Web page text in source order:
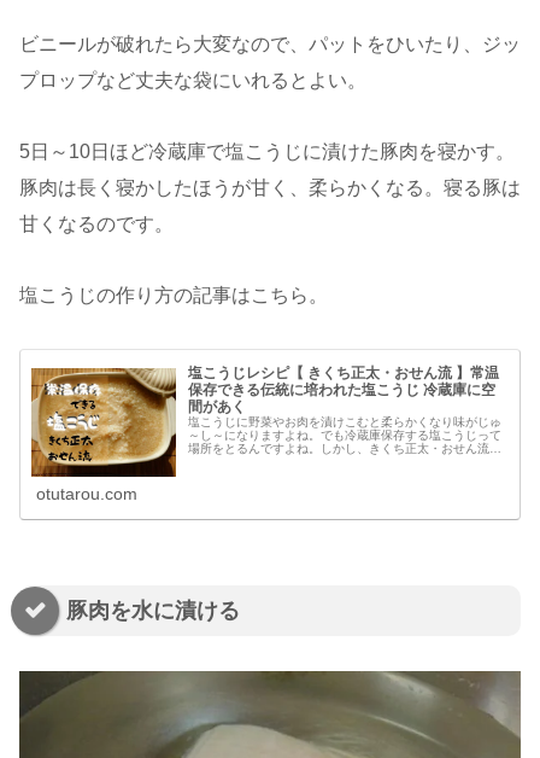
ビニールが破れたら大変なので、パットをひいたり、ジッ
プロップなど丈夫な袋にいれるとよい。
5日～10日ほど冷蔵庫で塩こうじに漬けた豚肉を寝かす。
豚肉は長く寝かしたほうが甘く、柔らかくなる。寝る豚は
甘くなるのです。
塩こうじの作り方の記事はこちら。
塩こうじレシピ【 きくち正太・おせん流 】常温
保存できる伝統に培われた塩こうじ 冷蔵庫に空
間があく
塩こうじに野菜やお肉を漬けこむと柔らかくなり味がじゅ
～し～になりますよね。でも冷蔵庫保存する塩こうじって
場所をとるんですよね。しかし、きくち正太・おせん流の
otutarou.com
豚肉を水に漬ける